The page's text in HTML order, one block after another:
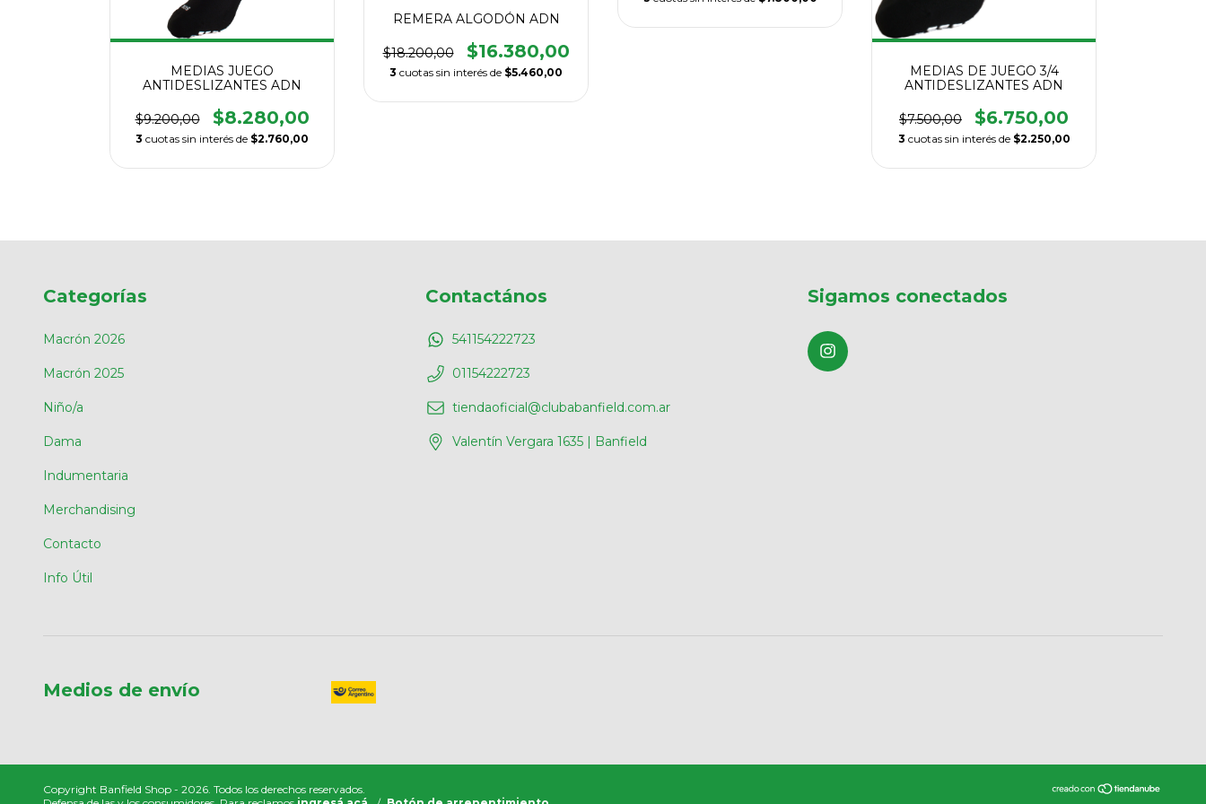
MEDIAS JUEGO
ANTIDESLIZANTES ADN
$9.200,00 $8.280,00
3 cuotas sin interés de $2.760,00
REMERA ALGODÓN ADN
$18.200,00 $16.380,00
3 cuotas sin interés de $5.460,00
MEDIAS DE JUEGO 3/4
ANTIDESLIZANTES ADN
$7.500,00 $6.750,00
3 cuotas sin interés de $2.250,00
Categorías
Macrón 2026
Macrón 2025
Niño/a
Dama
Indumentaria
Merchandising
Contacto
Info Útil
Contactános
541154222723
01154222723
tiendaoficial@clubabanfield.com.ar
Valentín Vergara 1635 | Banfield
Sigamos conectados
Medios de envío
Copyright Banfield Shop - 2026. Todos los derechos reservados.